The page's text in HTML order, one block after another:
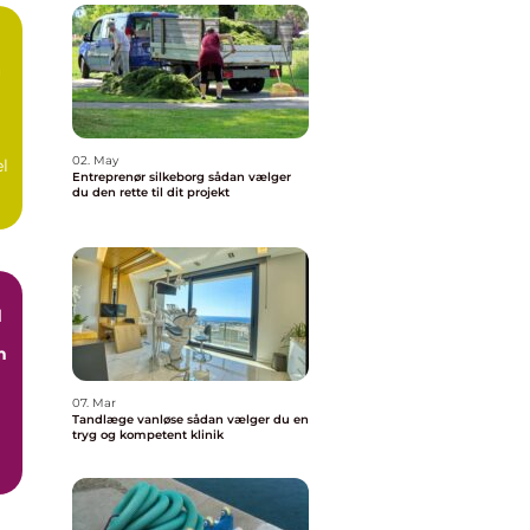
02. May
Entreprenør silkeborg sådan vælger
du den rette til dit projekt
07. Mar
Tandlæge vanløse sådan vælger du en
tryg og kompetent klinik